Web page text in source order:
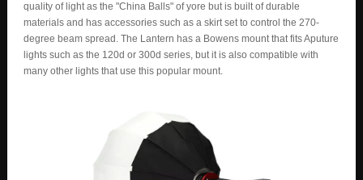
quality of light as the "China Balls" of yore but is built of durable
materials and has accessories such as a skirt set to control the 270-
degree beam spread. The Lantern has a Bowens mount that fits Aputure
lights such as the 120d or 300d series, but it is also compatible with
many other lights that use this popular mount.